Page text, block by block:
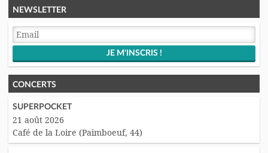
NEWSLETTER
CONCERTS
SUPERPOCKET
21 août 2026
Café de la Loire (Paimboeuf, 44)